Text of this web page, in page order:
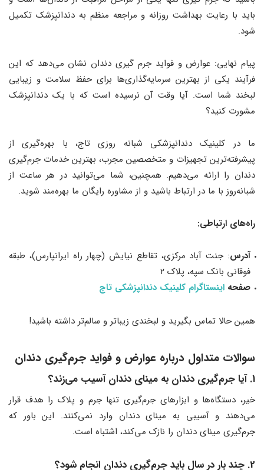
باید با رعایت بهداشت روزانه و مراجعه منظم به دندانپزشک تکمیل
شود.
پیام نهایی: عوارض و فواید جرم‌ گیری دندان نشان می‌دهد که این
فرآیند یکی از بهترین سرمایه‌گذاری‌ها برای حفظ سلامت و زیبایی
لبخند شما است. آیا وقت آن نرسیده است که با یک دندانپزشک
مشورت کنید؟
ما در کلینیک دندانپزشکی شبانه روزی تاج، با بهره‌گیری از
پیشرفته‌ترین تجهیزات و متخصصین مجرب، بهترین خدمات جرم‌گیری
دندان را ارائه می‌دهیم. همچنین، شما می‌توانید در هر ساعت از
شبانه‌روز با ما در ارتباط باشید و از مشاوره رایگان ما بهره‌مند شوید.
راه‌های ارتباطی:
آدرس: جنت آباد مرکزی، تقاطع نیایش (چهار راه ایرانپارس)، طبقه
فوقانی بانک سپه، پلاک ۲
صفحه اینستاگرام کلینیک دندانپزشکی تاج
همین حالا تماس بگیرید و لبخندی زیباتر و سالم‌تر داشته باشید!
سوالات متداول درباره عوارض و فواید جرم‌گیری دندان
1. آیا جرم‌گیری دندان به مینای دندان آسیب می‌زند؟
خیر، دستگاه‌ها و ابزارهای جرم‌گیری تنها جرم و پلاک را هدف قرار
می‌دهند و آسیبی به مینای دندان وارد نمی‌کنند. این باور که
جرم‌گیری مینای دندان را نازک می‌کند، اشتباه است.
2. چند بار در سال باید جرم‌گیری دندان انجام شود؟